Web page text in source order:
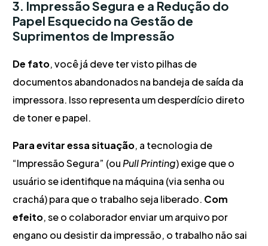
3. Impressão Segura e a Redução do
Papel Esquecido na Gestão de
Suprimentos de Impressão
De fato, você já deve ter visto pilhas de
documentos abandonados na bandeja de saída da
impressora. Isso representa um desperdício direto
de toner e papel.
Para evitar essa situação, a tecnologia de
“Impressão Segura” (ouPull Printing) exige que o
usuário se identifique na máquina (via senha ou
crachá) para que o trabalho seja liberado. Com
efeito, se o colaborador enviar um arquivo por
engano ou desistir da impressão, o trabalho não sai